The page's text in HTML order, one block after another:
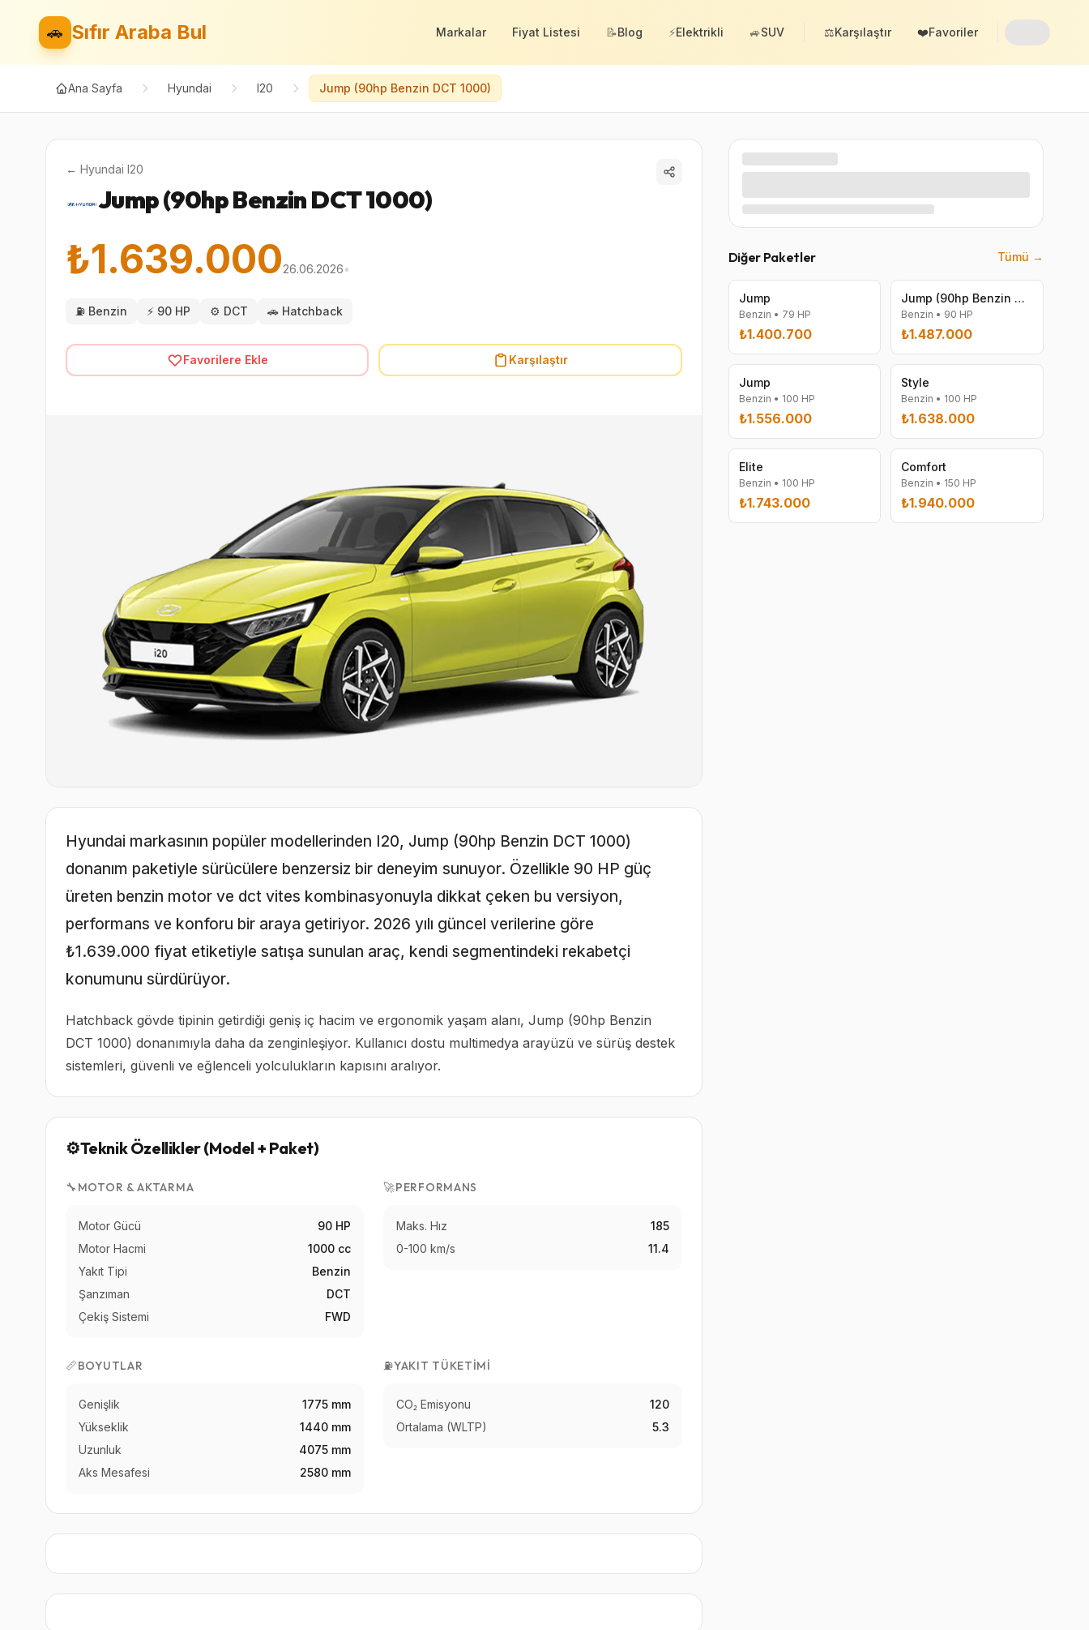
🚗 Sıfır Araba Bul Markalar Fiyat Listesi 📝Blog ⚡Elektrikli 🚙SUV ⚖️Karşılaştır ❤️Favoriler
Ana Sayfa Hyundai I20 Jump (90hp Benzin DCT 1000)
← Hyundai I20
Jump (90hp Benzin DCT 1000)
₺1.639.00026.06.2026•
⛽ Benzin ⚡ 90 HP ⚙️ DCT 🚗 Hatchback
Favorilere Ekle Karşılaştır
Hyundai markasının popüler modellerinden I20, Jump (90hp Benzin DCT 1000)
donanım paketiyle sürücülere benzersiz bir deneyim sunuyor. Özellikle 90 HP güç
üreten benzin motor ve dct vites kombinasyonuyla dikkat çeken bu versiyon,
performans ve konforu bir araya getiriyor. 2026 yılı güncel verilerine göre
₺1.639.000 fiyat etiketiyle satışa sunulan araç, kendi segmentindeki rekabetçi
konumunu sürdürüyor.
Hatchback gövde tipinin getirdiği geniş iç hacim ve ergonomik yaşam alanı, Jump (90hp Benzin
DCT 1000) donanımıyla daha da zenginleşiyor. Kullanıcı dostu multimedya arayüzü ve sürüş destek
sistemleri, güvenli ve eğlenceli yolculukların kapısını aralıyor.
⚙️Teknik Özellikler (Model + Paket)
🔧MOTOR & AKTARMA
Motor Gücü
90 HP
Motor Hacmi
1000 cc
Yakıt Tipi
Benzin
Şanzıman
DCT
Çekiş Sistemi
FWD
🚀PERFORMANS
Maks. Hız
185
0-100 km/s
11.4
📏BOYUTLAR
Genişlik
1775 mm
Yükseklik
1440 mm
Uzunluk
4075 mm
Aks Mesafesi
2580 mm
⛽YAKIT TÜKETIMI
CO₂ Emisyonu
120
Ortalama (WLTP)
5.3
Diğer Paketler Tümü →
Jump
Benzin • 79 HP
₺1.400.700
Jump (90hp Benzin Manuel 1000)
Benzin • 90 HP
₺1.487.000
Jump
Benzin • 100 HP
₺1.556.000
Style
Benzin • 100 HP
₺1.638.000
Elite
Benzin • 100 HP
₺1.743.000
Comfort
Benzin • 150 HP
₺1.940.000